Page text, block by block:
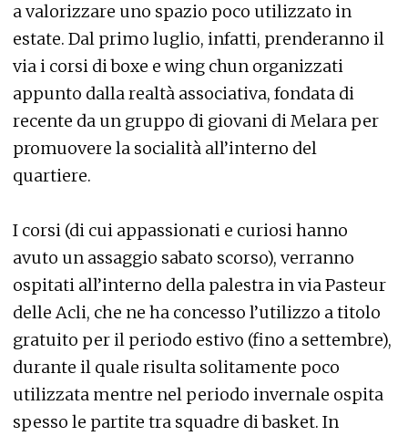
a valorizzare uno spazio poco utilizzato in
estate. Dal primo luglio, infatti, prenderanno il
via i corsi di boxe e wing chun organizzati
appunto dalla realtà associativa, fondata di
recente da un gruppo di giovani di Melara per
promuovere la socialità all’interno del
quartiere.
I corsi (di cui appassionati e curiosi hanno
avuto un assaggio sabato scorso), verranno
ospitati all’interno della palestra in via Pasteur
delle Acli, che ne ha concesso l’utilizzo a titolo
gratuito per il periodo estivo (fino a settembre),
durante il quale risulta solitamente poco
utilizzata mentre nel periodo invernale ospita
spesso le partite tra squadre di basket. In